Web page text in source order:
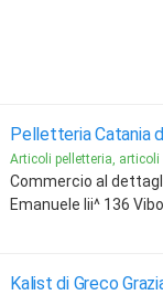
Pelletteria Catania
Articoli pelletteria,
Commercio al
Emanuele Iii^ 136
Kalist di Greco